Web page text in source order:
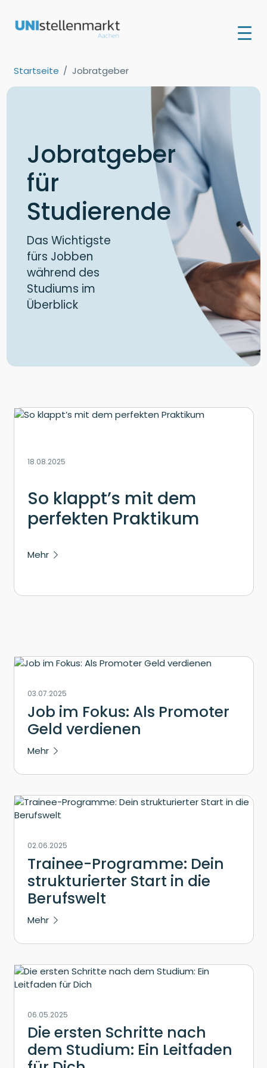
Startseite Jobratgeber
Jobratgeber
für
Studierende
Das Wichtigste
fürs Jobben
während des
Studiums im
Überblick
18.08.2025
So klappt’s mit dem
perfekten Praktikum
Mehr
03.07.2025
Job im Fokus: Als Promoter
Geld verdienen
Mehr
02.06.2025
Trainee-Programme: Dein
strukturierter Start in die
Berufswelt
Mehr
06.05.2025
Die ersten Schritte nach
dem Studium: Ein Leitfaden